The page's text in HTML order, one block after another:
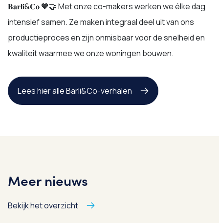
𝐁𝐚𝐫𝐥𝐢&𝐂𝐨 💙🤝 Met onze co-makers werken we élke dag
intensief samen. Ze maken integraal deel uit van ons
productieproces en zijn onmisbaar voor de snelheid en
kwaliteit waarmee we onze woningen bouwen.
Lees hier alle Barli&Co-verhalen
Meer nieuws
Bekijk het overzicht